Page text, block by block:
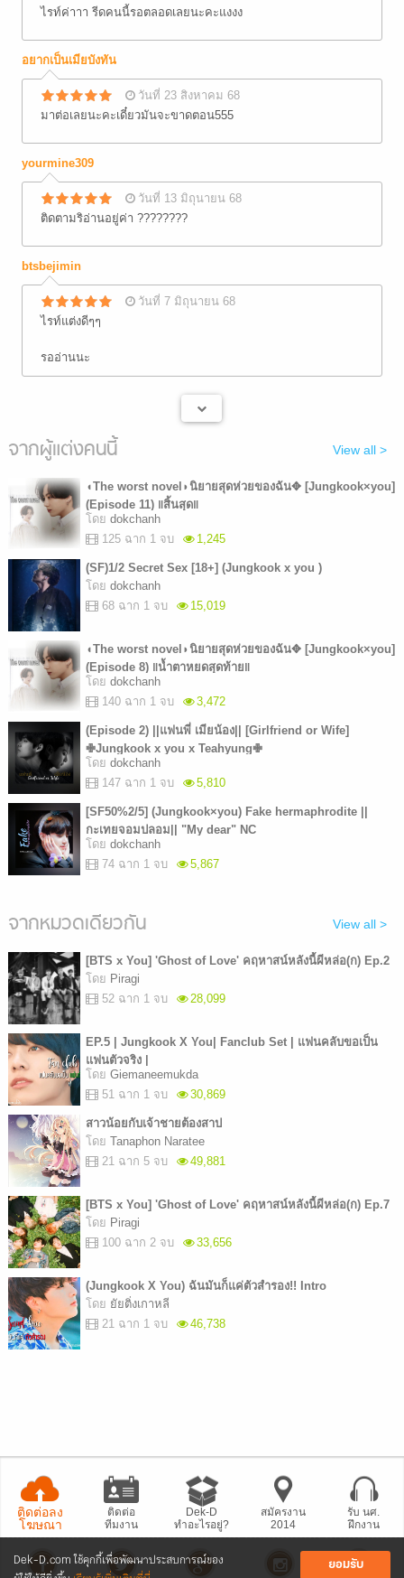
Dek-D.com ใช้คุกกี้เพื่อพัฒนาประสบการณ์ของ
ยอมรับ
ไรท์ค่าาา รีดคนนี้รอตลอดเลยนะคะแงงง
อยากเป็นเมียบังทัน
วันที่ 23 สิงหาคม 68
มาต่อเลยนะคะเดี๋ยวมันจะขาดตอน555
yourmine309
วันที่ 13 มิถุนายน 68
ติดตามริอ่านอยู่ค่า ????????
btsbejimin
วันที่ 7 มิถุนายน 68
ไรท์แต่งดีๆๆ
รออ่านนะ
จากผู้แต่งคนนี้ View all >
◖The worst novel◗นิยายสุดห่วยของฉัน✥ [Jungkook×you]
(Episode 11) ‖สิ้นสุด‖
โดย dokchanh
125 ฉาก 1 จบ
1,245
(SF)1/2 Secret Sex [18+] (Jungkook x you )
โดย dokchanh
68 ฉาก 1 จบ
15,019
◖The worst novel◗นิยายสุดห่วยของฉัน✥ [Jungkook×you]
(Episode 8) ‖น้ำตาหยดสุดท้าย‖
โดย dokchanh
140 ฉาก 1 จบ
3,472
(Episode 2) ||แฟนพี่ เมียน้อง|| [Girlfriend or Wife]
✙Jungkook x you x Teahyung✙
โดย dokchanh
147 ฉาก 1 จบ
5,810
[SF50%2/5] (Jungkook×you) Fake hermaphrodite ||
กะเทยจอมปลอม|| "My dear" NC
โดย dokchanh
74 ฉาก 1 จบ
5,867
จากหมวดเดียวกัน View all >
[BTS x You] 'Ghost of Love' คฤหาสน์หลังนี้ผีหล่อ(ก) Ep.2
โดย Piragi
52 ฉาก 1 จบ
28,099
EP.5 | Jungkook X You| Fanclub Set | แฟนคลับขอเป็น
แฟนตัวจริง |
โดย Giemaneemukda
51 ฉาก 1 จบ
30,869
สาวน้อยกับเจ้าชายต้องสาป
โดย Tanaphon Naratee
21 ฉาก 5 จบ
49,881
[BTS x You] 'Ghost of Love' คฤหาสน์หลังนี้ผีหล่อ(ก) Ep.7
โดย Piragi
100 ฉาก 2 จบ
33,656
(Jungkook X You) ฉันมันก็แค่ตัวสำรอง!! Intro
โดย ยัยติ่งเกาหลี
21 ฉาก 1 จบ
46,738
ติดต่อลง
โฆษณา
ติดต่อ
ทีมงาน
Dek-D
ทำอะไรอยู่?
สมัครงาน
2014
รับ นศ.
ฝึกงาน